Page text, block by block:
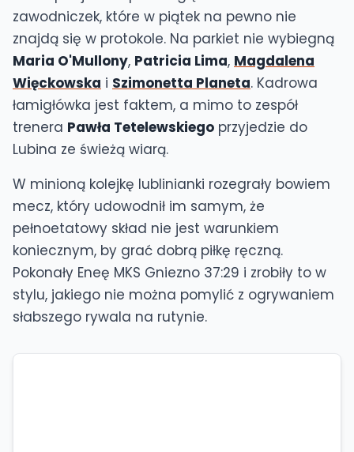
zawodniczek, które w piątek na pewno nie
znajdą się w protokole. Na parkiet nie wybiegną
Maria O'Mullony, Patricia Lima, Magdalena
Więckowska i Szimonetta Planeta. Kadrowa
łamigłówka jest faktem, a mimo to zespół
trenera Pawła Tetelewskiego przyjedzie do
Lubina ze świeżą wiarą.
W minioną kolejkę lublinianki rozegrały bowiem
mecz, który udowodnił im samym, że
pełnoetatowy skład nie jest warunkiem
koniecznym, by grać dobrą piłkę ręczną.
Pokonały Eneę MKS Gniezno 37:29 i zrobiły to w
stylu, jakiego nie można pomylić z ogrywaniem
słabszego rywala na rutynie.